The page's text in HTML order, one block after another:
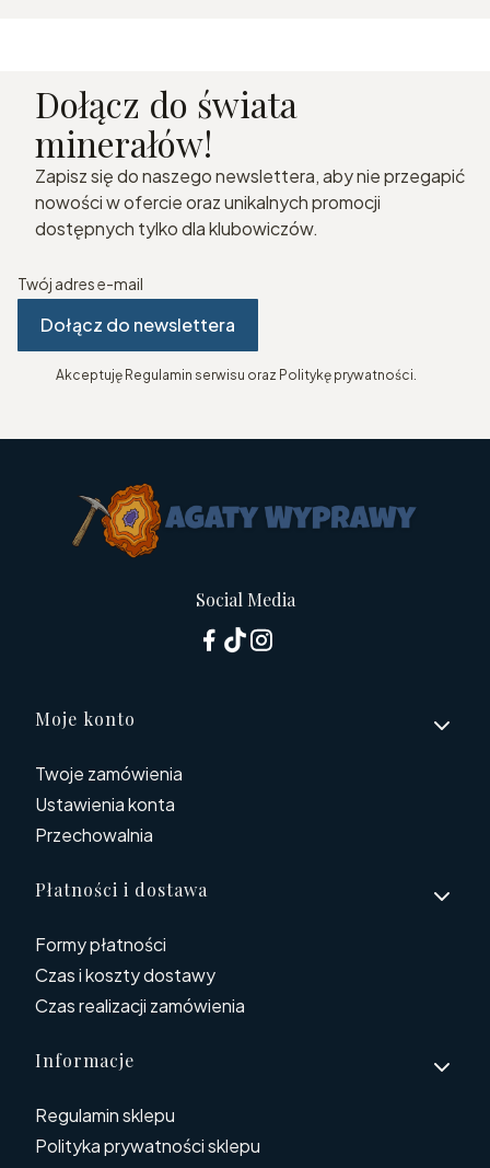
Dołącz do świata
minerałów!
Zapisz się do naszego newslettera, aby nie przegapić
nowości w ofercie oraz unikalnych promocji
dostępnych tylko dla klubowiczów.
Twój adres e-mail
Dołącz do newslettera
Akceptuję Regulamin serwisu oraz Politykę prywatności.
Social Media
Linki w stopce
Moje konto
Twoje zamówienia
Ustawienia konta
Przechowalnia
Płatności i dostawa
Formy płatności
Czas i koszty dostawy
Czas realizacji zamówienia
Informacje
Regulamin sklepu
Polityka prywatności sklepu